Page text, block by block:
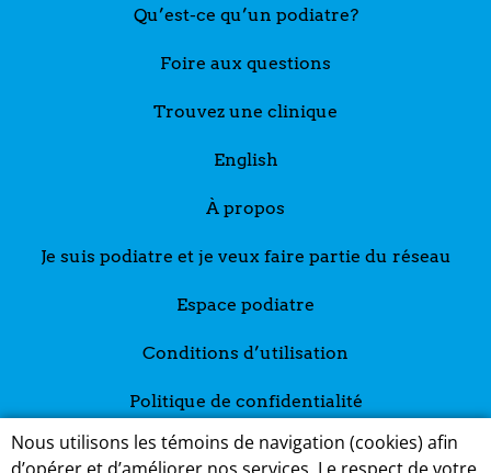
Qu’est-ce qu’un podiatre?
Foire aux questions
Trouvez une clinique
English
À propos
Je suis podiatre et je veux faire partie du réseau
Espace podiatre
Conditions d’utilisation
Politique de confidentialité
Nous utilisons les témoins de navigation (cookies) afin